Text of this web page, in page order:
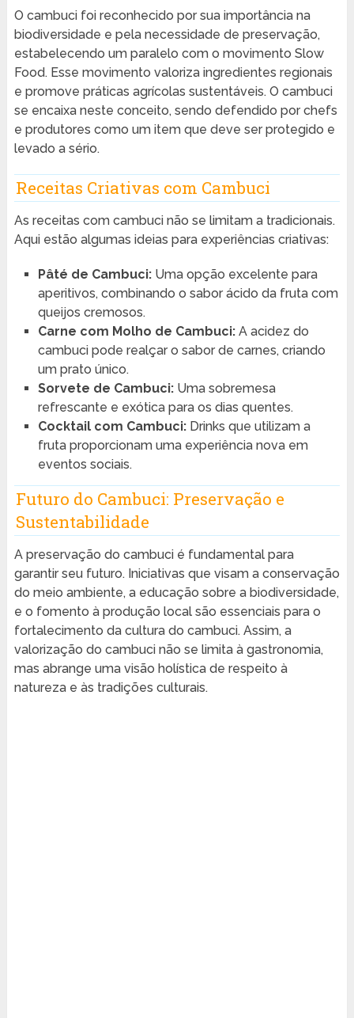
O cambuci foi reconhecido por sua importância na
biodiversidade e pela necessidade de preservação,
estabelecendo um paralelo com o movimento Slow
Food. Esse movimento valoriza ingredientes regionais
e promove práticas agrícolas sustentáveis. O cambuci
se encaixa neste conceito, sendo defendido por chefs
e produtores como um item que deve ser protegido e
levado a sério.
Receitas Criativas com Cambuci
As receitas com cambuci não se limitam a tradicionais.
Aqui estão algumas ideias para experiências criativas:
Pâté de Cambuci:Uma opção excelente para
aperitivos, combinando o sabor ácido da fruta com
queijos cremosos.
Carne com Molho de Cambuci:A acidez do
cambuci pode realçar o sabor de carnes, criando
um prato único.
Sorvete de Cambuci:Uma sobremesa
refrescante e exótica para os dias quentes.
Cocktail com Cambuci:Drinks que utilizam a
fruta proporcionam uma experiência nova em
eventos sociais.
Futuro do Cambuci: Preservação e
Sustentabilidade
A preservação do cambuci é fundamental para
garantir seu futuro. Iniciativas que visam a conservação
do meio ambiente, a educação sobre a biodiversidade,
e o fomento à produção local são essenciais para o
fortalecimento da cultura do cambuci. Assim, a
valorização do cambuci não se limita à gastronomia,
mas abrange uma visão holística de respeito à
natureza e às tradições culturais.